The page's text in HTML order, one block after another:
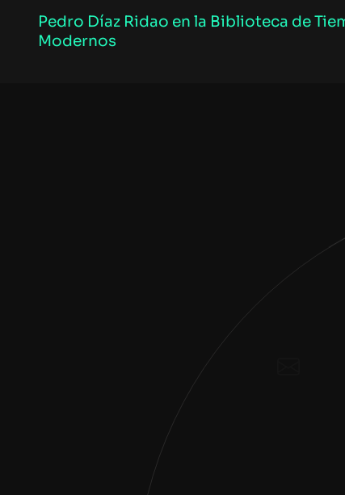
Pedro Díaz Ridao en la Biblioteca de
Modernos